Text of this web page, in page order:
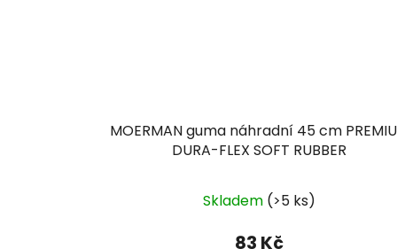
MOERMAN guma náhradní 45 cm
DURA-FLEX SOFT RUBBER
Skladem (>5 ks)
83 Kč